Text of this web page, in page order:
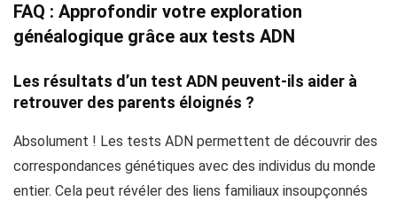
FAQ : Approfondir votre exploration
généalogique grâce aux tests ADN
Les résultats d’un test ADN peuvent-ils aider à
retrouver des parents éloignés ?
Absolument ! Les tests ADN permettent de découvrir des
correspondances génétiques avec des individus du monde
entier. Cela peut révéler des liens familiaux insoupçonnés